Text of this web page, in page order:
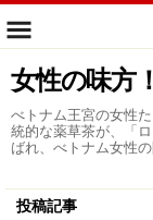
女性の味方
べトナム王宮の女性
統的な薬草茶が、「
ばれ、べトナム女性
投稿記事